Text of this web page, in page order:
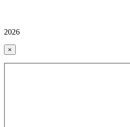
2026
×